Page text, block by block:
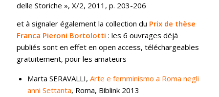
delle Storiche », X/2, 2011, p. 203-206
et à signaler également la collection du Prix de thèse
Franca Pieroni Bortolotti : les 6 ouvrages déjà
publiés sont en effet en open access, téléchargeables
gratuitement, pour les amateurs
Marta SERAVALLI, Arte e femminismo a Roma negli
anni Settanta, Roma, Biblink 2013